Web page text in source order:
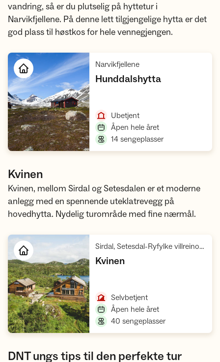
vandring, så er du plutselig på hyttetur i
Narvikfjellene. På denne lett tilgjengelige hytta er det
god plass til høstkos for hele vennegjengen.
Narvikfjellene,
Hunddalshytta,
Ubetjent,
Åpen hele året,
14 sengeplasser,
Kvinen
Kvinen, mellom Sirdal og Setesdalen er et moderne
anlegg med en spennende uteklatrevegg på
hovedhytta. Nydelig turområde med fine nærmål.
Sirdal, Setesdal-Ryfylke villreinområde
Kvinen,
Selvbetjent,
Åpen hele året,
40 sengeplasser,
DNT ungs tips til den perfekte tur